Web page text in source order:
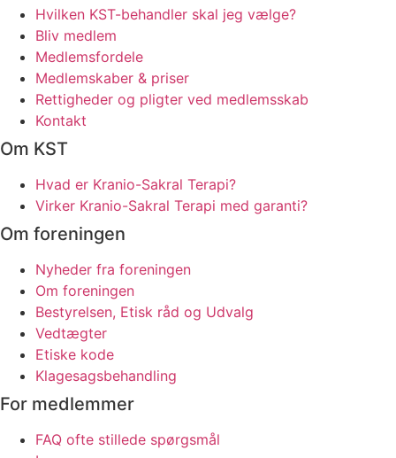
Hvilken KST-behandler skal jeg vælge?
Bliv medlem
Medlemsfordele
Medlemskaber & priser
Rettigheder og pligter ved medlemsskab
Kontakt
Om KST
Hvad er Kranio-Sakral Terapi?
Virker Kranio-Sakral Terapi med garanti?
Om foreningen
Nyheder fra foreningen
Om foreningen
Bestyrelsen, Etisk råd og Udvalg
Vedtægter
Etiske kode
Klagesagsbehandling
For medlemmer
FAQ ofte stillede spørgsmål